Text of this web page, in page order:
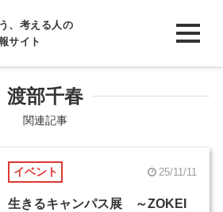
、考える人の
サイト
渡部千春
関連記事
イベント 25/11/11
生きるキャンパス展 ～ZOKEI